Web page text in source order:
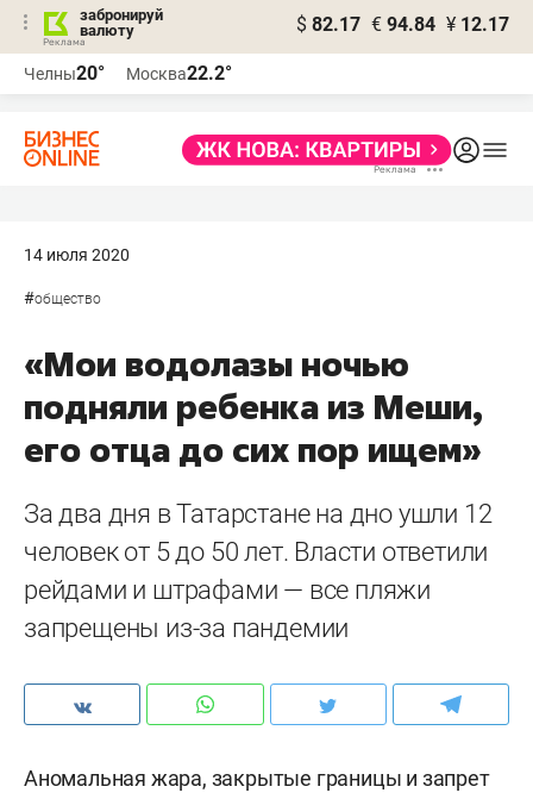
забронируй
валюту
$ 82.17 € 94.84 ¥ 12.17
Челны20° Москва22.2°
14 июля 2020
#общество
«Мои водолазы ночью
подняли ребенка из Меши,
его отца до сих пор ищем»
За два дня в Татарстане на дно ушли 12
человек от 5 до 50 лет. Власти ответили
рейдами и штрафами — все пляжи
запрещены из-за пандемии
Аномальная жара, закрытые границы и запрет